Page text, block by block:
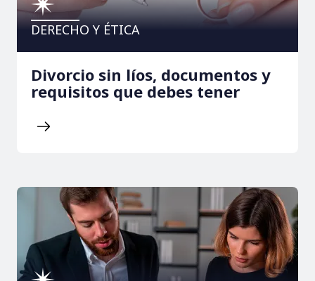
DERECHO Y ÉTICA
Divorcio sin líos, documentos y
requisitos que debes tener